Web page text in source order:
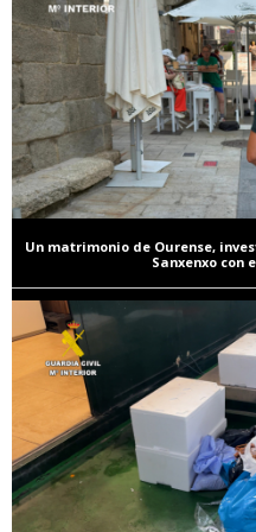
Un matrimonio de Ourense,
Sanxenxo con